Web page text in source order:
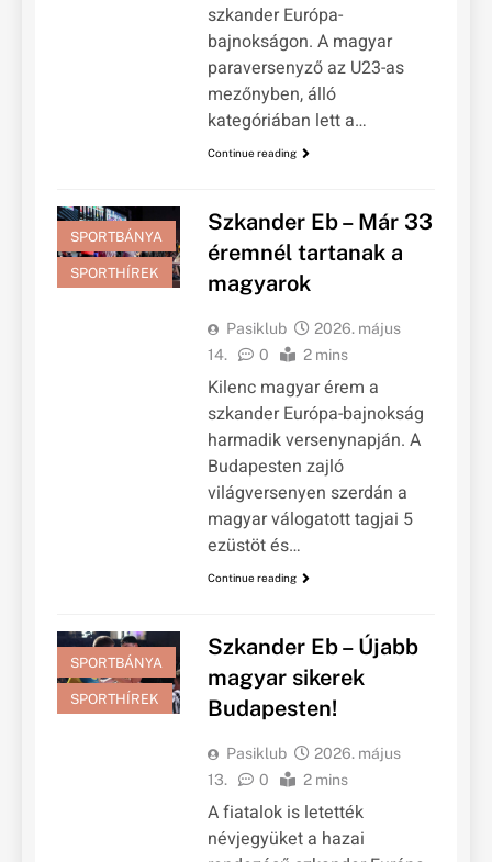
szkander Európa-
bajnokságon. A magyar
paraversenyző az U23-as
mezőnyben, álló
kategóriában lett a…
Continue reading
SPORTBÁNYA
SPORTHÍREK
Szkander Eb – Már 33
éremnél tartanak a
magyarok
Pasiklub
2026. május
14.
0 2 mins
Kilenc magyar érem a
szkander Európa-bajnokság
harmadik versenynapján. A
Budapesten zajló
világversenyen szerdán a
magyar válogatott tagjai 5
ezüstöt és…
Continue reading
SPORTBÁNYA
SPORTHÍREK
Szkander Eb – Újabb
magyar sikerek
Budapesten!
Pasiklub
2026. május
13.
0 2 mins
A fiatalok is letették
névjegyüket a hazai